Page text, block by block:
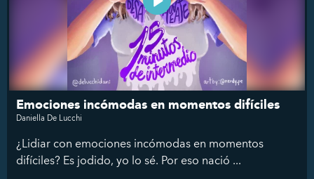
Emociones incómodas en momentos difíciles
Daniella De Lucchi
¿Lidiar con emociones incómodas en momentos
difíciles? Es jodido, yo lo sé. Por eso nació ...